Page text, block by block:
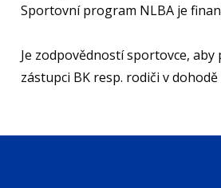
Sportovní program NLBA je
Je zodpovědností sportovce,
zástupci BK resp. rodiči v